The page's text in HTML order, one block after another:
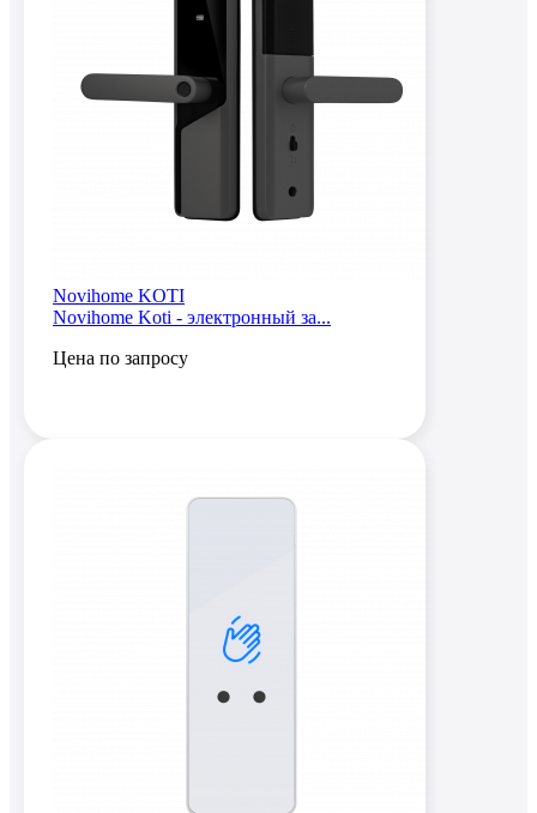
Novihome KOTI
Novihome Koti - электронный за...
Цена по запросу